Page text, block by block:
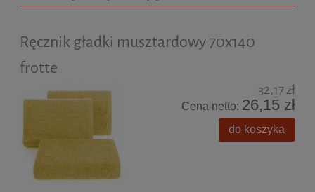
Ręcznik gładki musztardowy 70x140
frotte
32,17 zł
Cena netto: 26,15 zł
do koszyka